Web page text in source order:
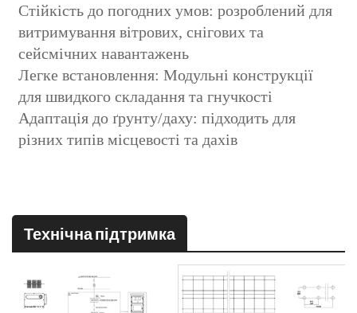
Стійкість до погодних умов: розроблений для
витримування вітрових, снігових та
сейсмічних навантажень
Легке встановлення: Модульні конструкції
для швидкого складання та гнучкості
Адаптація до ґрунту/даху: підходить для
різних типів місцевості та дахів
Технічна підтримка